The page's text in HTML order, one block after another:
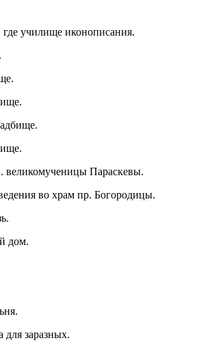
училище иконописания.
великомученицы Параскевы.
во храм пр. Богородицы.
дом.
для заразных.